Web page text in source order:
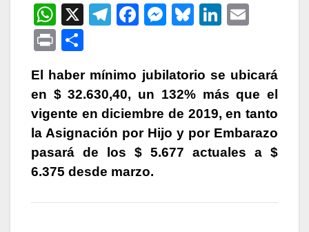
W
h
at
s
A
p
p
X
T
gr
a
m
F
e
b
o
o
k
M
s
e
n
g
Bl
s
k
y
Li
e
dI
n
P
nt m
p
ar
tir
El haber mínimo jubilatorio se ubicará
en $ 32.630,40, un 132% más que el
vigente en diciembre de 2019, en tanto
la Asignación por Hijo y por Embarazo
pasará de los $ 5.677 actuales a $
6.375 desde marzo.